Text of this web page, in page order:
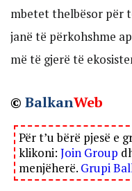
mbetet thelbësor për
janë të përkohshme
më të gjerë të
© BalkanWeb
Për t’u bërë pjesë e
klikoni: Join Group
menjëherë. Grupi